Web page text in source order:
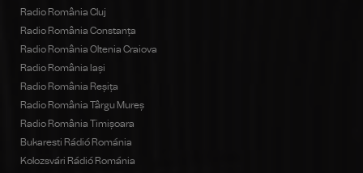
Radio România Cluj
Radio România Constanța
Radio România Oltenia Craiova
Radio România Iași
Radio România Reșița
Radio România Târgu Mureș
Radio România Timișoara
Bukaresti Rádió Románia
Kolozsvári Rádió Románia